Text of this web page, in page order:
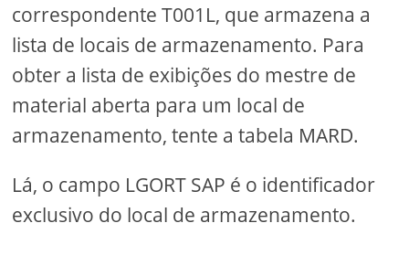
correspondente T001L, que armazena a
lista de locais de armazenamento. Para
obter a lista de exibições do mestre de
material aberta para um local de
armazenamento, tente a tabela MARD.
Lá, o campo LGORT SAP é o identificador
exclusivo do local de armazenamento.